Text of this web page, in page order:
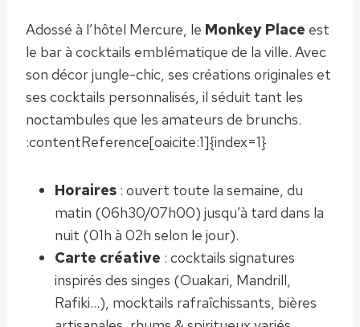
Adossé à l’hôtel Mercure, le Monkey Place est
le bar à cocktails emblématique de la ville. Avec
son décor jungle-chic, ses créations originales et
ses cocktails personnalisés, il séduit tant les
noctambules que les amateurs de brunchs.
:contentReference[oaicite:1]{index=1}
Horaires : ouvert toute la semaine, du
matin (06h30/07h00) jusqu’à tard dans la
nuit (01h à 02h selon le jour).
Carte créative : cocktails signatures
inspirés des singes (Ouakari, Mandrill,
Rafiki…), mocktails rafraîchissants, bières